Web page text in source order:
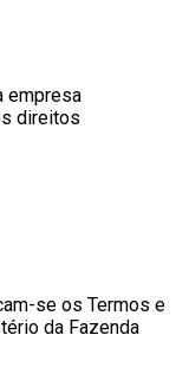
empresa
direitos
se os Termos e
da Fazenda